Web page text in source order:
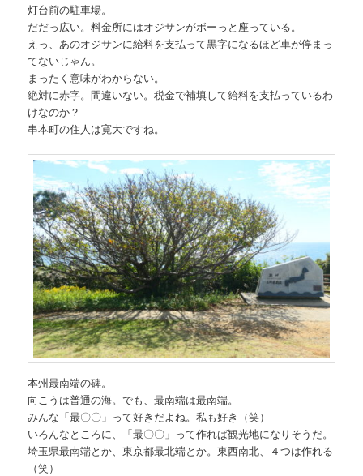
灯台前の駐車場。
だだっ広い。料金所にはオジサンがボーっと座っている。
えっ、あのオジサンに給料を支払って黒字になるほど車が停まっ
てないじゃん。
まったく意味がわからない。
絶対に赤字。間違いない。税金で補填して給料を支払っているわ
けなのか？
串本町の住人は寛大ですね。
本州最南端の碑。
向こうは普通の海。でも、最南端は最南端。
みんな「最〇〇」って好きだよね。私も好き（笑）
いろんなところに、「最〇〇」って作れば観光地になりそうだ。
埼玉県最南端とか、東京都最北端とか。東西南北、４つは作れる
（笑）